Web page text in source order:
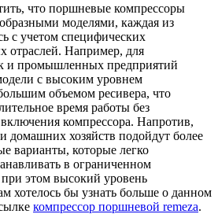
что поршневые компрессоры
моделями, каждая из
с учетом специфических
отраслей. Например, для
и промышленных предприятий
с высоким уровнем
объемом ресивера, что
время работы без
компрессора. Напротив,
домашних хозяйств подойдут более
варианты, которые легко
в ограниченном
при этом высокий уровень
хотелось бы узнать больше о данном
компрессор поршневой remeza.